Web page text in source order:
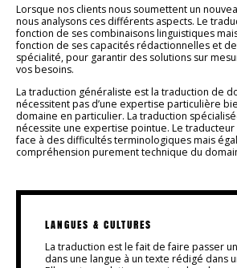
Lorsque nos clients nous soumettent un
nous analysons ces différents aspects. Le
fonction de ses combinaisons linguistiques
fonction de ses capacités rédactionnelles et
spécialité, pour garantir des solutions sur
vos besoins.
La traduction généraliste est la traduction de
nécessitent pas d’une expertise particulière
domaine en particulier. La traduction
nécessite une expertise pointue. Le
face à des difficultés terminologiques mais
compréhension purement technique du
LANGUES & CULTURES
La traduction est le fait de faire passer
dans une langue à un texte rédigé dans